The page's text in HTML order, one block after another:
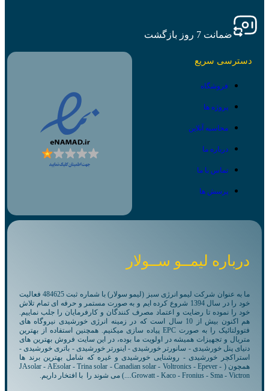
ضمانت 7 روز بازگشت
دسترسی سریع
فروشگاه
پروژه ها
محاسبه آنلاین
درباره ما
تماس با ما
پرسش ها
درباره لیمــو ســولار
ما به عنوان شرکت لیمو انرژی سبز (لیمو سولار) با شماره ثبت 484625 فعالیت
خود را در سال 1394 شروع کرده ایم و به صورت مستمر و حرفه ای تمام تلاش
خود را نموده تا رضایت و اعتماد مصرف کنندگان و کارفرمایان را جلب نماییم.
هم اکنون بیش از 10 سال است که در زمینه انرژی خورشیدی نیروگاه های
فتوولتائیک را به صورت EPC پیاده سازی میکنیم. همچنین استفاده از بهترین
متریال و تجهیزات همیشه در اولویت ما بوده، در این سایت فروش بهترین های
دنیای پنل خورشیدی - سانورتر خورشیدی - اینورتر خورشیدی - باتری خورشیدی -
استراکچر خورشیدی - روشنایی خورشیدی و غیره که شامل بهترین برند ها
همچون ( JAsolar - AEsolar - Trina solar - Canadian solar - Voltronics - Epever -
Growatt - Kaco - Fronius - Sma - Victron....) می شوند را با افتخار داریم.